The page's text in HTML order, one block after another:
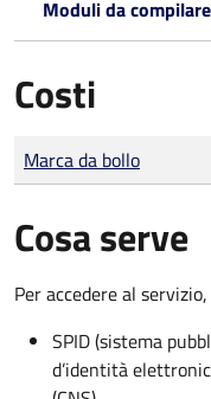
Moduli da
Costi
Tipo di pagamento
Importo
Marca da bollo
Cosa serve
Per accedere al
SPID (sistema
d’identità